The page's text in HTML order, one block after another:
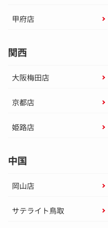
甲府店
関西
大阪梅田店
京都店
姫路店
中国
岡山店
サテライト鳥取